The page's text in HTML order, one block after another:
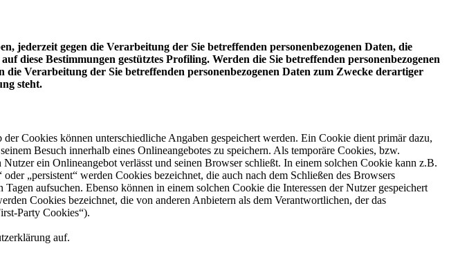
jederzeit gegen die Verarbeitung der Sie betreffenden personenbezogenen Daten, die
Bestimmungen gestütztes Profiling. Werden die Sie betreffenden personenbezogenen
Verarbeitung der Sie betreffenden personenbezogenen Daten zum Zwecke derartiger
steht.
Cookies können unterschiedliche Angaben gespeichert werden. Ein Cookie dient primär dazu,
Besuch innerhalb eines Onlineangebotes zu speichern. Als temporäre Cookies, bzw.
ein Onlineangebot verlässt und seinen Browser schließt. In einem solchen Cookie kann z.B.
„persistent“ werden Cookies bezeichnet, die auch nach dem Schließen des Browsers
aufsuchen. Ebenso können in einem solchen Cookie die Interessen der Nutzer gespeichert
Cookies bezeichnet, die von anderen Anbietern als dem Verantwortlichen, der das
Party Cookies“).
auf.